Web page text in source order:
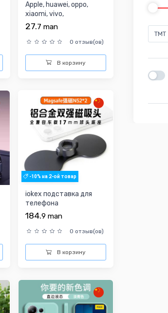
TMT
Apple, huawei, oppo,
xiaomi, vivo,
планшетный
27.7 man
0 отзыв(ов)
В корзину
-10% на 2-ой товар
iokex подставка для
телефона
184.9 man
0 отзыв(ов)
В корзину